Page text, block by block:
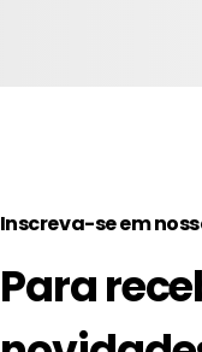
Inscreva-se em
Para